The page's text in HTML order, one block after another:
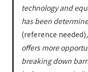
technology and
has been
(reference needed)
offers more
breaking down